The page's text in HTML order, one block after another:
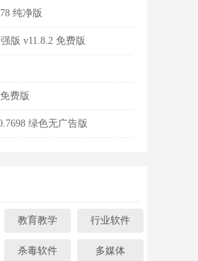
纯净版
版 v11.8.2 免费版
费版
绿色无广告版
教育教学 行业软件
杀毒软件 多媒体